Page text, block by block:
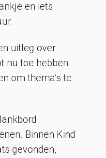
en iets
uitleg over
nu toe hebben
om thema’s te
Binnen Kind
gevonden,